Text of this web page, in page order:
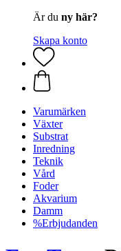
Är du ny här?
Skapa konto
Varumärken
Växter
Substrat
Inredning
Teknik
Vård
Foder
Akvarium
Damm
%Erbjudanden